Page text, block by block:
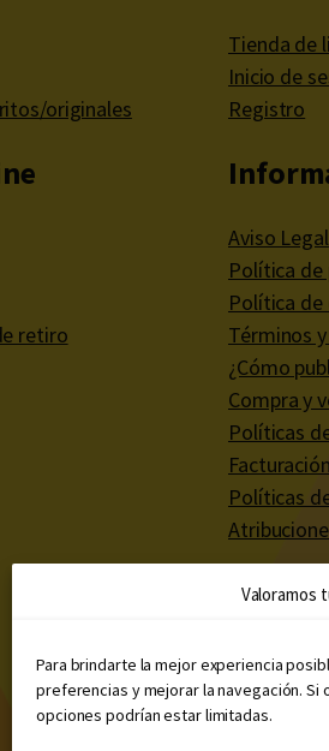
Valoramos
Para brindarte la mejor experiencia
preferencias y mejorar la navegación. Si
opciones podrían estar limitadas.
originales
retiro
Tienda de
Inicio de
Registro
Aviso Legal
Política de
Política de
Términos
¿Cómo
Compra y
Políticas
Facturación
Políticas